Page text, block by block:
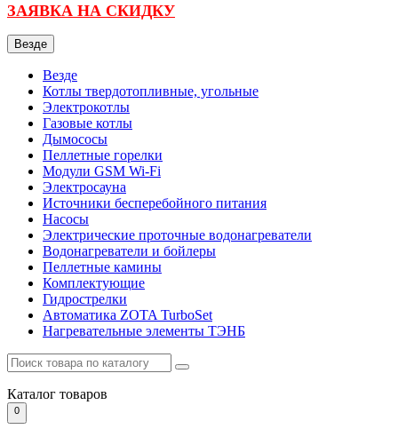
ЗАЯВКА НА СКИДКУ
Везде
Везде
Котлы твердотопливные, угольные
Электрокотлы
Газовые котлы
Дымососы
Пеллетные горелки
Модули GSM Wi-Fi
Электросауна
Источники бесперебойного питания
Насосы
Электрические проточные водонагреватели
Водонагреватели и бойлеры
Пеллетные камины
Комплектующие
Гидрострелки
Автоматика ZOTA TurboSet
Нагревательные элементы ТЭНБ
Каталог товаров
0